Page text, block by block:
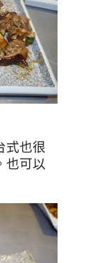
式也很
也可以